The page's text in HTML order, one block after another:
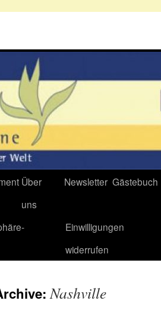
Über
uns
Newsletter Gästebuch
Einwilligungen
widerrufen
Nashville